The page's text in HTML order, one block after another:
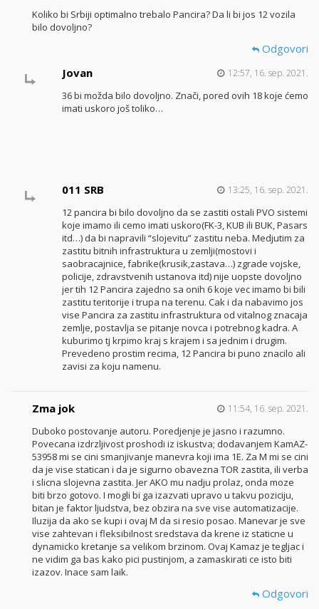
Koliko bi Srbiji optimalno trebalo Pancira? Da li bi jos 12 vozila
bilo dovoljno?
Odgovori
Jovan
12:57, 16. sep. 2021.
36 bi možda bilo dovoljno. Znači, pored ovih 18 koje ćemo
imati uskoro još toliko…
011 SRB 13:25, 16. sep. 2021.
12 pancira bi bilo dovoljno da se zastiti ostali PVO sistemi
koje imamo ili cemo imati uskoro(FK-3, KUB ili BUK, Pasars
itd…) da bi napravili “slojevitu” zastitu neba. Medjutim za
zastitu bitnih infrastruktura u zemlji(mostovi i
saobracajnice, fabrike(krusik,zastava…) zgrade vojske,
policije, zdravstvenih ustanova itd) nije uopste dovoljno
jer tih 12 Pancira zajedno sa onih 6 koje vec imamo bi bili
zastitu teritorije i trupa na terenu. Cak i da nabavimo jos
vise Pancira za zastitu infrastruktura od vitalnog znacaja
zemlje, postavlja se pitanje novca i potrebnog kadra. A
kuburimo tj krpimo kraj s krajem i sa jednim i drugim.
Prevedeno prostim recima, 12 Pancira bi puno znacilo ali
zavisi za koju namenu.
Zma jok 11:54, 16. sep. 2021.
Duboko postovanje autoru. Poredjenje je jasno i razumno.
Povecana izdrzljivost proshodi iz iskustva; dodavanjem KamAZ-
53958 mi se cini smanjivanje manevra koji ima 1E. Za M mi se cini
da je vise statican i da je sigurno obavezna TOR zastita, ili verba
i slicna slojevna zastita. Jer AKO mu nadju prolaz, onda moze
biti brzo gotovo. I mogli bi ga izazvati upravo u takvu poziciju,
bitan je faktor ljudstva, bez obzira na sve vise automatizacije.
Iluzija da ako se kupi i ovaj M da si resio posao. Manevar je sve
vise zahtevan i fleksibilnost sredstava da krene iz staticne u
dynamicko kretanje sa velikom brzinom. Ovaj Kamaz je tegljac i
ne vidim ga bas kako pici pustinjom, a zamaskirati ce isto biti
izazov. Inace sam laik.
Odgovori